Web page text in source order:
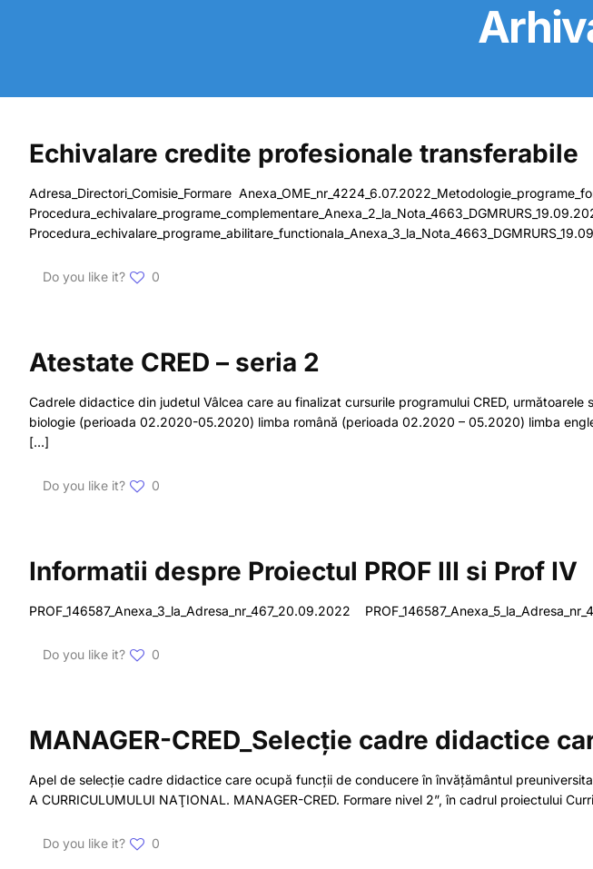
Echivalare credite profesionale transferabile
Adresa_Directori_Comisie_Formare
Do you like it? 0
Atestate CRED – seria 2
Cadrele didactice din judetul Vâlcea care au finalizat cursurile programului CRED,
biologie (perioada 02.2020-05.2020) limba română (perioada 02.2020 – 05.2020) limba
[…]
Do you like it? 0
Informatii despre Proiectul PROF III si Prof IV
PROF_146587_Anexa_3_la_Adresa_nr_467_20.09.2022
Do you like it? 0
MANAGER-CRED_Selecție cadre didactice
Apel de selecție cadre didactice care ocupă funcții de conducere în învățământul
A CURRICULUMULUI NAŢIONAL. MANAGER-CRED. Formare nivel 2”, în cadrul proiectului
Do you like it? 0